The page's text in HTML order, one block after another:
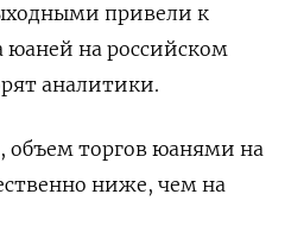
привели к
на российском
аналитики.
торгов юанями на
ниже, чем на